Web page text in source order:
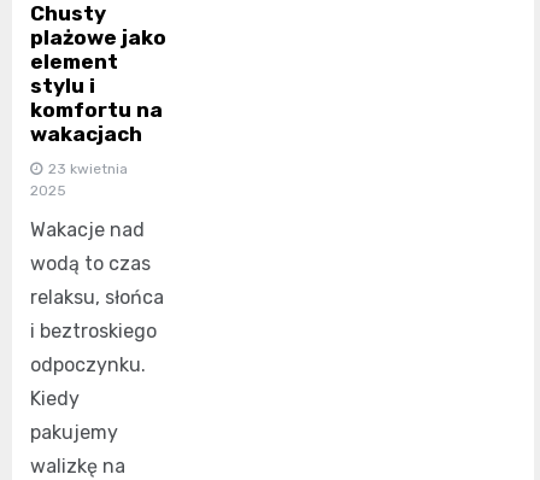
Chusty
plażowe jako
element
stylu i
komfortu na
wakacjach
23 kwietnia
2025
Wakacje nad
wodą to czas
relaksu, słońca
i beztroskiego
odpoczynku.
Kiedy
pakujemy
walizkę na